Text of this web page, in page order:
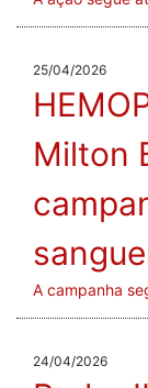
25/04/2026
Milton
sangue
A campanha
24/04/2026